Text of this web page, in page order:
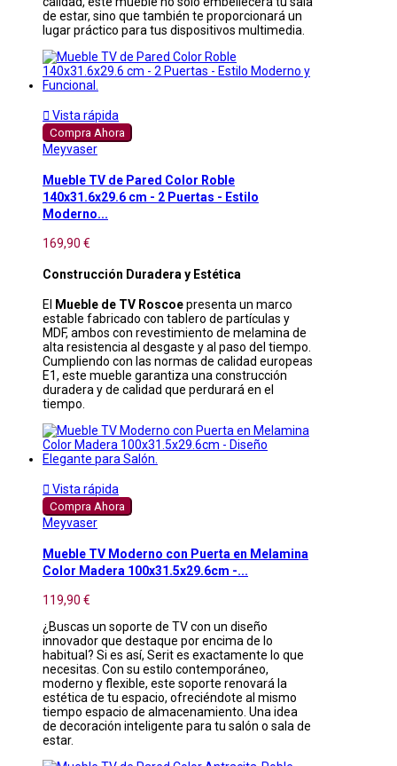
de estar, sino que también te proporcionará un
lugar práctico para tus dispositivos multimedia.
 Vista rápida
Compra Ahora
Meyvaser
Mueble TV de Pared Color Roble
140x31.6x29.6 cm - 2 Puertas - Estilo
Moderno...
169,90 €
Construcción Duradera y Estética
El Mueble de TV Roscoepresenta un marco
estable fabricado con tablero de partículas y
MDF, ambos con revestimiento de melamina de
alta resistencia al desgaste y al paso del tiempo.
Cumpliendo con las normas de calidad europeas
E1, este mueble garantiza una construcción
duradera y de calidad que perdurará en el
tiempo.
 Vista rápida
Compra Ahora
Meyvaser
Mueble TV Moderno con Puerta en Melamina
Color Madera 100x31.5x29.6cm -...
119,90 €
¿Buscas un soporte de TV con un diseño
innovador que destaque por encima de lo
habitual? Si es así, Serit es exactamente lo que
necesitas. Con su estilo contemporáneo,
moderno y flexible, este soporte renovará la
estética de tu espacio, ofreciéndote al mismo
tiempo espacio de almacenamiento. Una idea
de decoración inteligente para tu salón o sala de
estar.